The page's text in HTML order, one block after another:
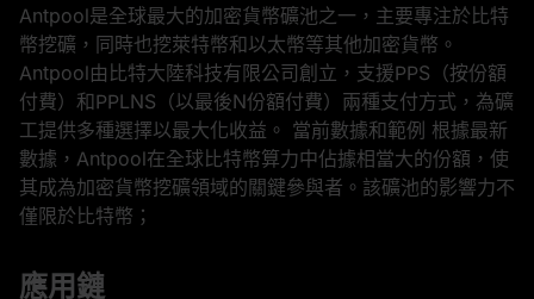
Antpool是全球最大的加密貨幣礦池之一，主要專注於比特
幣挖礦，同時也挖萊特幣和以太幣等其他加密貨幣。
Antpool由比特大陸科技有限公司創立，支援PPS（按份額
付費）和PPLNS（以最後N份額付費）兩種支付方式，為礦
工提供多種選擇以最大化收益。 當前數據和範例 根據最新
數據，Antpool在全球比特幣算力中佔據相當大的份額，使
其成為加密貨幣挖礦領域的關鍵參與者。該礦池的影響力不
僅限於比特幣；
應用鏈